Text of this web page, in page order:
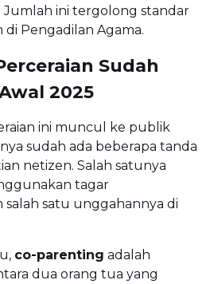
Jumlah ini tergolong standar
Pengadilan Agama.
Sudah
2025
ini muncul ke publik
sudah ada beberapa tanda
netizen. Salah satunya
tagar
salah satu unggahannya di
co-parenting adalah
dua orang tua yang